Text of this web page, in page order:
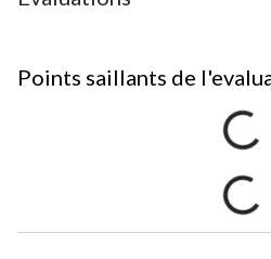
Points saillants de